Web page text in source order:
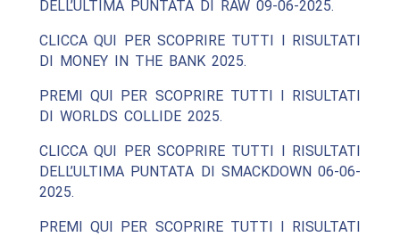
DELL’ULTIMA PUNTATA DI RAW 09-06-2025.
CLICCA QUI PER SCOPRIRE TUTTI I RISULTATI
DI MONEY IN THE BANK 2025.
PREMI QUI PER SCOPRIRE TUTTI I RISULTATI
DI WORLDS COLLIDE 2025.
CLICCA QUI PER SCOPRIRE TUTTI I RISULTATI
DELL’ULTIMA PUNTATA DI SMACKDOWN 06-06-
2025.
PREMI QUI PER SCOPRIRE TUTTI I RISULTATI